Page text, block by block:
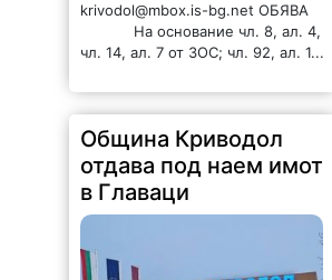
krivodol@mbox.is-bg.net ОБЯВА
На основание чл. 8, ал. 4,
чл. 14, ал. 7 от ЗОС; чл. 92, ал. 1...
Община Криводол
отдава под наем имот
в Главаци